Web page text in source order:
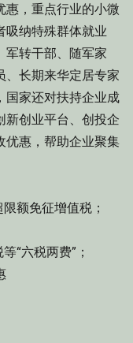
，重点行业的小微
吸纳特殊群体就业
军转干部、随军家
、长期来华定居专家
国家还对扶持企业成
新创业平台、创投企
优惠，帮助企业聚集
额免征增值税；
“六税两费”；